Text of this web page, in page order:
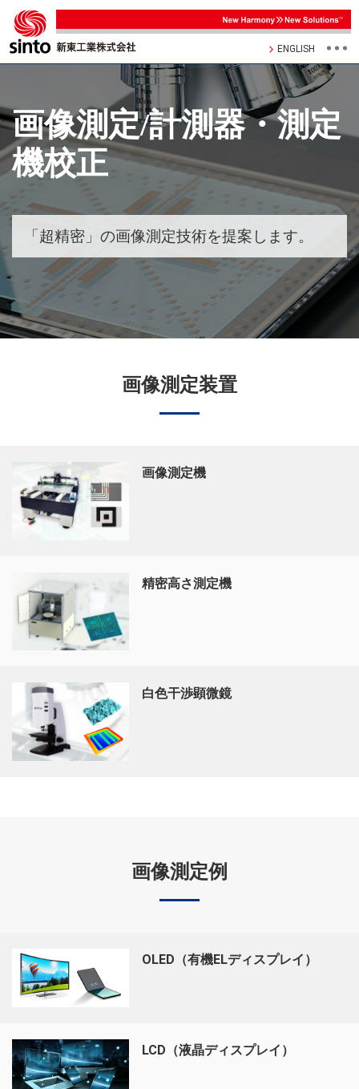
ENGLISH
画像測定/計測器・測定
機校正
「超精密」の画像測定技術を提案します。
画像測定装置
画像測定機
精密高さ測定機
白色干渉顕微鏡
画像測定例
OLED（有機ELディスプレイ）
LCD（液晶ディスプレイ）